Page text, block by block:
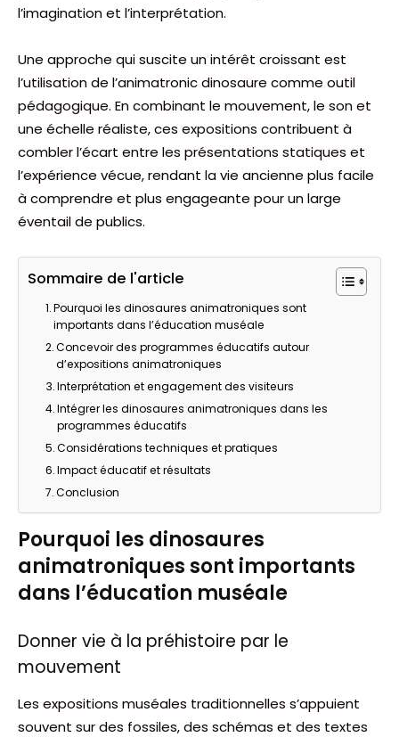
l’imagination et l’interprétation.
Une approche qui suscite un intérêt croissant est
l’utilisation de l’animatronic dinosaure comme outil
pédagogique. En combinant le mouvement, le son et
une échelle réaliste, ces expositions contribuent à
combler l’écart entre les présentations statiques et
l’expérience vécue, rendant la vie ancienne plus facile
à comprendre et plus engageante pour un large
éventail de publics.
Sommaire de l'article
Pourquoi les dinosaures animatroniques sont
importants dans l’éducation muséale
Concevoir des programmes éducatifs autour
d’expositions animatroniques
Interprétation et engagement des visiteurs
Intégrer les dinosaures animatroniques dans les
programmes éducatifs
Considérations techniques et pratiques
Impact éducatif et résultats
Conclusion
Pourquoi les dinosaures
animatroniques sont importants
dans l’éducation muséale
Donner vie à la préhistoire par le
mouvement
Les expositions muséales traditionnelles s’appuient
souvent sur des fossiles, des schémas et des textes